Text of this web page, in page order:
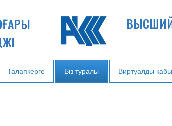
Талапкерге Біз туралы Виртуалды